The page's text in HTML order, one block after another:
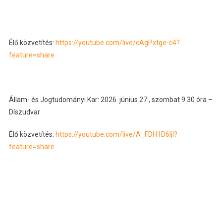
Élő közvetítés: https://youtube.com/live/cAgPxtge-c4?
feature=share
Állam- és Jogtudományi Kar: 2026. június 27., szombat 9.30 óra –
Díszudvar
Élő közvetítés: https://youtube.com/live/A_FDH1D6ljI?
feature=share